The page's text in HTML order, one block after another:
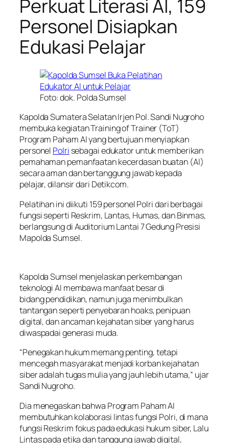
Perkuat Literasi AI, 159
Personel Disiapkan
Edukasi Pelajar
Foto: dok. Polda Sumsel
Kapolda Sumatera Selatan Irjen Pol. Sandi Nugroho
membuka kegiatan Training of Trainer (ToT)
Program Paham AI yang bertujuan menyiapkan
personel Polri sebagai edukator untuk memberikan
pemahaman pemanfaatan kecerdasan buatan (AI)
secara aman dan bertanggung jawab kepada
pelajar, dilansir dari Detikcom.
Pelatihan ini diikuti 159 personel Polri dari berbagai
fungsi seperti Reskrim, Lantas, Humas, dan Binmas,
berlangsung di Auditorium Lantai 7 Gedung Presisi
Mapolda Sumsel.
Kapolda Sumsel menjelaskan perkembangan
teknologi AI membawa manfaat besar di
bidang pendidikan, namun juga menimbulkan
tantangan seperti penyebaran hoaks, penipuan
digital, dan ancaman kejahatan siber yang harus
diwaspadai generasi muda.
“Penegakan hukum memang penting, tetapi
mencegah masyarakat menjadi korban kejahatan
siber adalah tugas mulia yang jauh lebih utama,” ujar
Sandi Nugroho.
Dia menegaskan bahwa Program Paham AI
membutuhkan kolaborasi lintas fungsi Polri, di mana
fungsi Reskrim fokus pada edukasi hukum siber, Lalu
Lintas pada etika dan tanggung jawab digital,